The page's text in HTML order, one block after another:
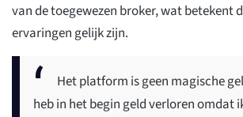
van de toegewezen broker, wat betekent
ervaringen gelijk zijn.
Het platform is geen magische
heb in het begin geld verloren omdat